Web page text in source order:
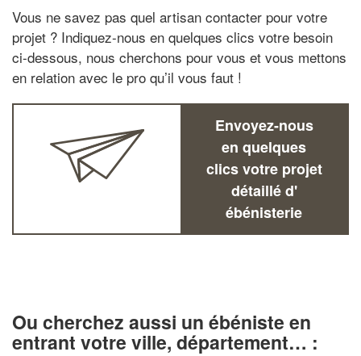
Vous ne savez pas quel artisan contacter pour votre
projet ? Indiquez-nous en quelques clics votre besoin
ci-dessous, nous cherchons pour vous et vous mettons
en relation avec le pro qu’il vous faut !
Envoyez-nous
en quelques
clics votre projet
détaillé d'
ébénisterie
Ou cherchez aussi un ébéniste en
entrant votre ville, département… :